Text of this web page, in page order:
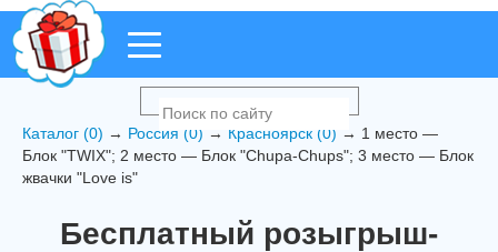
Каталог (0) → Россия (0) → Красноярск (0) → 1 место —
Блок "TWIX"; 2 место — Блок "Chupa-Chups"; 3 место — Блок
жвачки "Love is"
Бесплатный розыгрыш-